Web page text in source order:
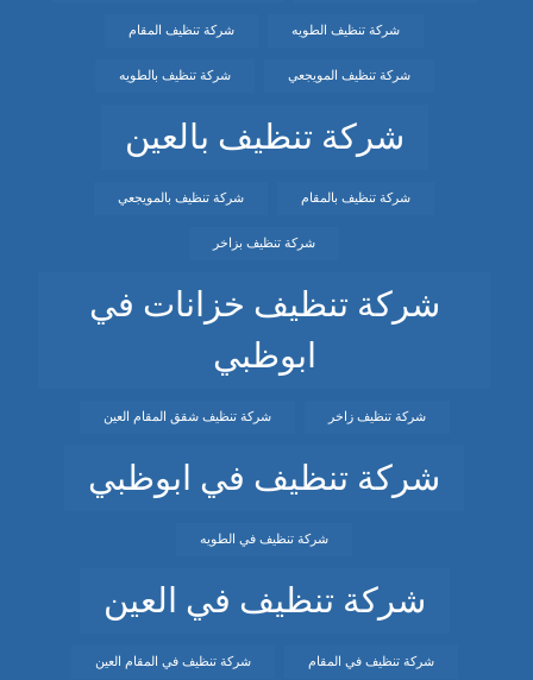
شركة تنظيف الطويه شركة تنظيف المقام
شركة تنظيف المويجعي شركة تنظيف بالطويه
شركة تنظيف بالعين
شركة تنظيف بالمقام شركة تنظيف بالمويجعي
شركة تنظيف بزاخر
شركة تنظيف خزانات في
ابوظبي
شركة تنظيف زاخر شركة تنظيف شقق المقام العين
شركة تنظيف في ابوظبي
شركة تنظيف في الطويه
شركة تنظيف في العين
شركة تنظيف في المقام شركة تنظيف في المقام العين